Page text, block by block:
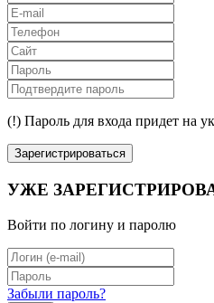
(!) Пароль для входа придет на
Зарегистрироваться
УЖЕ
Войти по логину и паролю
Забыли пароль?